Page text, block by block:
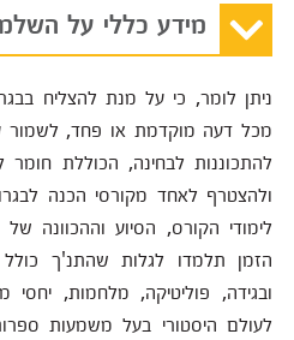
מידע כללי על
ניתן לומר, כי על מנת להצליח
מכל דעה מוקדמת או פחד, לשמור
להתכוננות לבחינה, הכוללת
ולהצטרף לאחד מקורסי הכנה
לימודי הקורס, הסיוע וההכוונה
הזמן תלמדו לגלות שהתנ'ך
ובגידה, פוליטיקה, מלחמות,
לעולם היסטורי בעל משמעות